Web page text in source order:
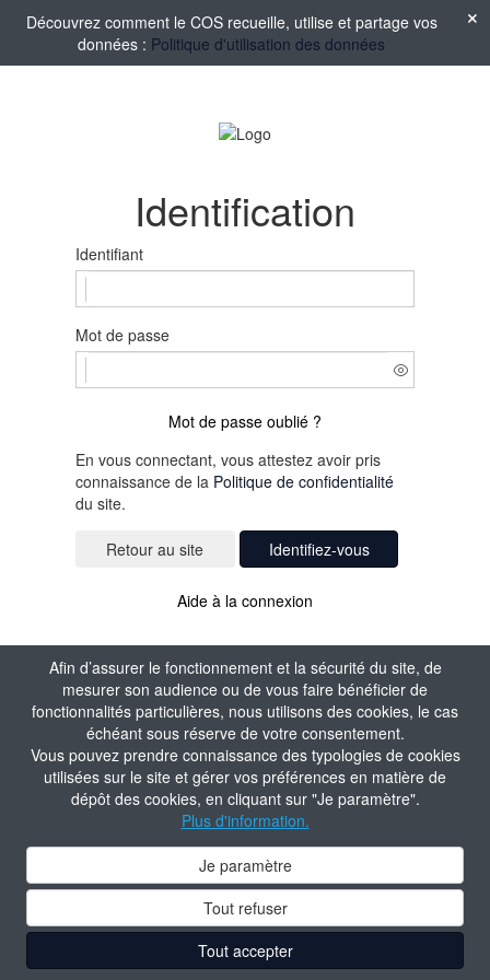
Afin d’assurer le fonctionnement et la sécurité du site, de
mesurer son audience ou de vous faire bénéficier de
fonctionnalités particulières, nous utilisons des cookies, le cas
échéant sous réserve de votre consentement.
Vous pouvez prendre connaissance des typologies de cookies
utilisées sur le site et gérer vos préférences en matière de
dépôt des cookies, en cliquant sur "Je paramètre".
Plus d'information.
Je paramètre
Tout refuser
Tout accepter
Découvrez comment le COS recueille, utilise et partage vos
données : Politique d'utilisation des données
Identification
Identifiant
Mot de passe
Mot de passe oublié ?
En vous connectant, vous attestez avoir pris
connaissance de la Politique de confidentialité
du site.
Identifiez-vous
Aide à la connexion